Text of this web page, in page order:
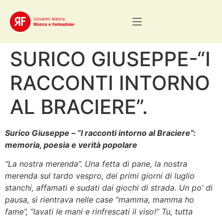
SURICO GIUSEPPE-“I
RACCONTI INTORNO
AL BRACIERE”.
Surico Giuseppe – “I racconti intorno al Braciere”:
memoria, poesia e verità popolare
“La nostra merenda”. Una fetta di pane, la nostra
merenda sul tardo vespro, dei primi giorni di luglio
stanchi, affamati e sudati dai giochi di strada. Un po’ di
pausa, sì rientrava nelle case “mamma, mamma ho
fame”, “lavati le mani e rinfrescati il viso!” Tu, tutta